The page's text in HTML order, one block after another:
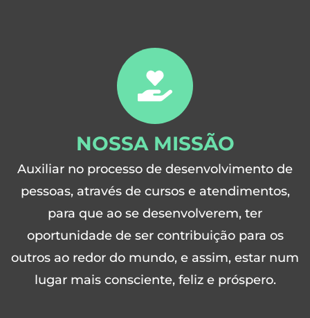
NOSSA MISSÃO
Auxiliar no processo de desenvolvimento de
pessoas, através de cursos e atendimentos,
para que ao se desenvolverem, ter
oportunidade de ser contribuição para os
outros ao redor do mundo, e assim, estar num
lugar mais consciente, feliz e próspero.